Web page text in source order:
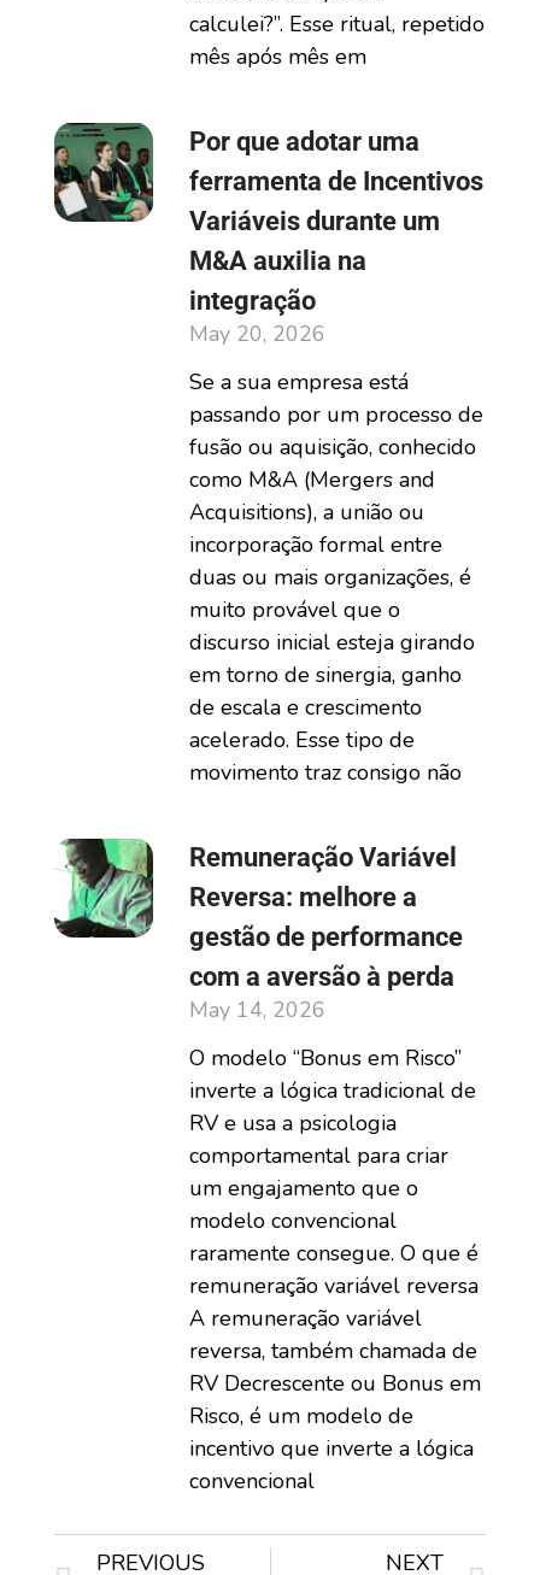
calculei?”. Esse ritual, repetido
mês após mês em
Por que adotar uma
ferramenta de Incentivos
Variáveis durante um
M&A auxilia na
integração
May 20, 2026
Se a sua empresa está
passando por um processo de
fusão ou aquisição, conhecido
como M&A (Mergers and
Acquisitions), a união ou
incorporação formal entre
duas ou mais organizações, é
muito provável que o
discurso inicial esteja girando
em torno de sinergia, ganho
de escala e crescimento
acelerado. Esse tipo de
movimento traz consigo não
Remuneração Variável
Reversa: melhore a
gestão de performance
com a aversão à perda
May 14, 2026
O modelo “Bonus em Risco”
inverte a lógica tradicional de
RV e usa a psicologia
comportamental para criar
um engajamento que o
modelo convencional
raramente consegue. O que é
remuneração variável reversa
A remuneração variável
reversa, também chamada de
RV Decrescente ou Bonus em
Risco, é um modelo de
incentivo que inverte a lógica
convencional
PREVIOUS NEXT